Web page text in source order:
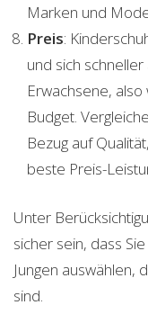
Marken und
Preis:
und sich
Erwachsene,
Budget.
Bezug auf
beste Preis-
Unter
sicher sein, dass
Jungen auswählen,
sind.